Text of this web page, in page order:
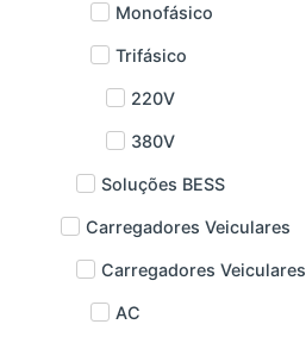
Monofásico
Trifásico
220V
380V
Soluções BESS
Carregadores Veiculares
Carregadores Veiculares
AC